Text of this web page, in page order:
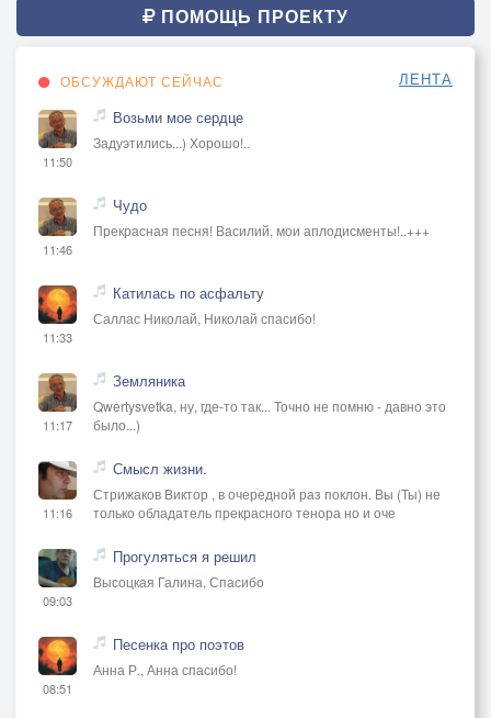
Седовласый старик очень метко по целям
стреляет,
подкоп.
Я задену струну шестиструнной испанской гитары,
И про баньку спою, про наколки, про лагерь, про
нары,
ПОМОЩЬ ПРОЕКТУ
ОБСУЖДАЮТ СЕЙЧАС ЛЕНТА
11:50
Возьми мое сердце
Задуэтились...) Хорошо!..
11:46
Чудо
Прекрасная песня! Василий, мои аплодисменты!..+++
11:33
Катилась по асфальту
Саллас Николай, Николай спасибо!
11:17
Земляника
Qwertysvetka, ну, где-то так... Точно не помню - давно это
было...)
11:16
Смысл жизни.
Стрижаков Виктор , в очередной раз поклон. Вы (Ты) не
только обладатель прекрасного тенора но и оче
09:03
Прогуляться я решил
Высоцкая Галина, Спасибо
08:51
Песенка про поэтов
Анна Р., Анна спасибо!